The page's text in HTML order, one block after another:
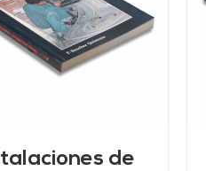
de
AÑADIR AL CARRITO
/
DETALLES